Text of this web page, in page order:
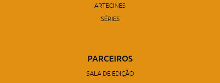
ARTECINES
SÉRIES
PARCEIROS
SALA DE EDIÇÃO